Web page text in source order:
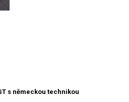
s německou technikou